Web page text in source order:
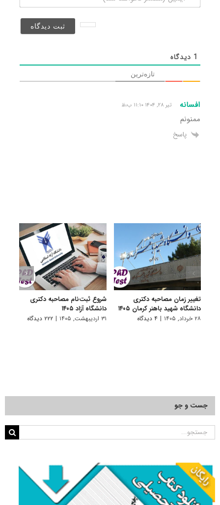
(منتشر
1 دیدگاه
تازه‌ترین
افسانه تیر ۲۸, ۱۴۰۴ ۱۱:۱۰ ب٫ظ
ممنونم
پاسخ
تغییر زمان مصاحبه دکتری
دانشگاه شهید باهنر کرمان ۱۴۰۵
۲۸ خرداد, ۱۴۰۵ | ۴ دیدگاه
شروع ثبت‌نام مصاحبه دکتری
دانشگاه آزاد ۱۴۰۵
۳۱ اردیبهشت, ۱۴۰۵ | ۲۲۲ دیدگاه
جست و جو
جستجو